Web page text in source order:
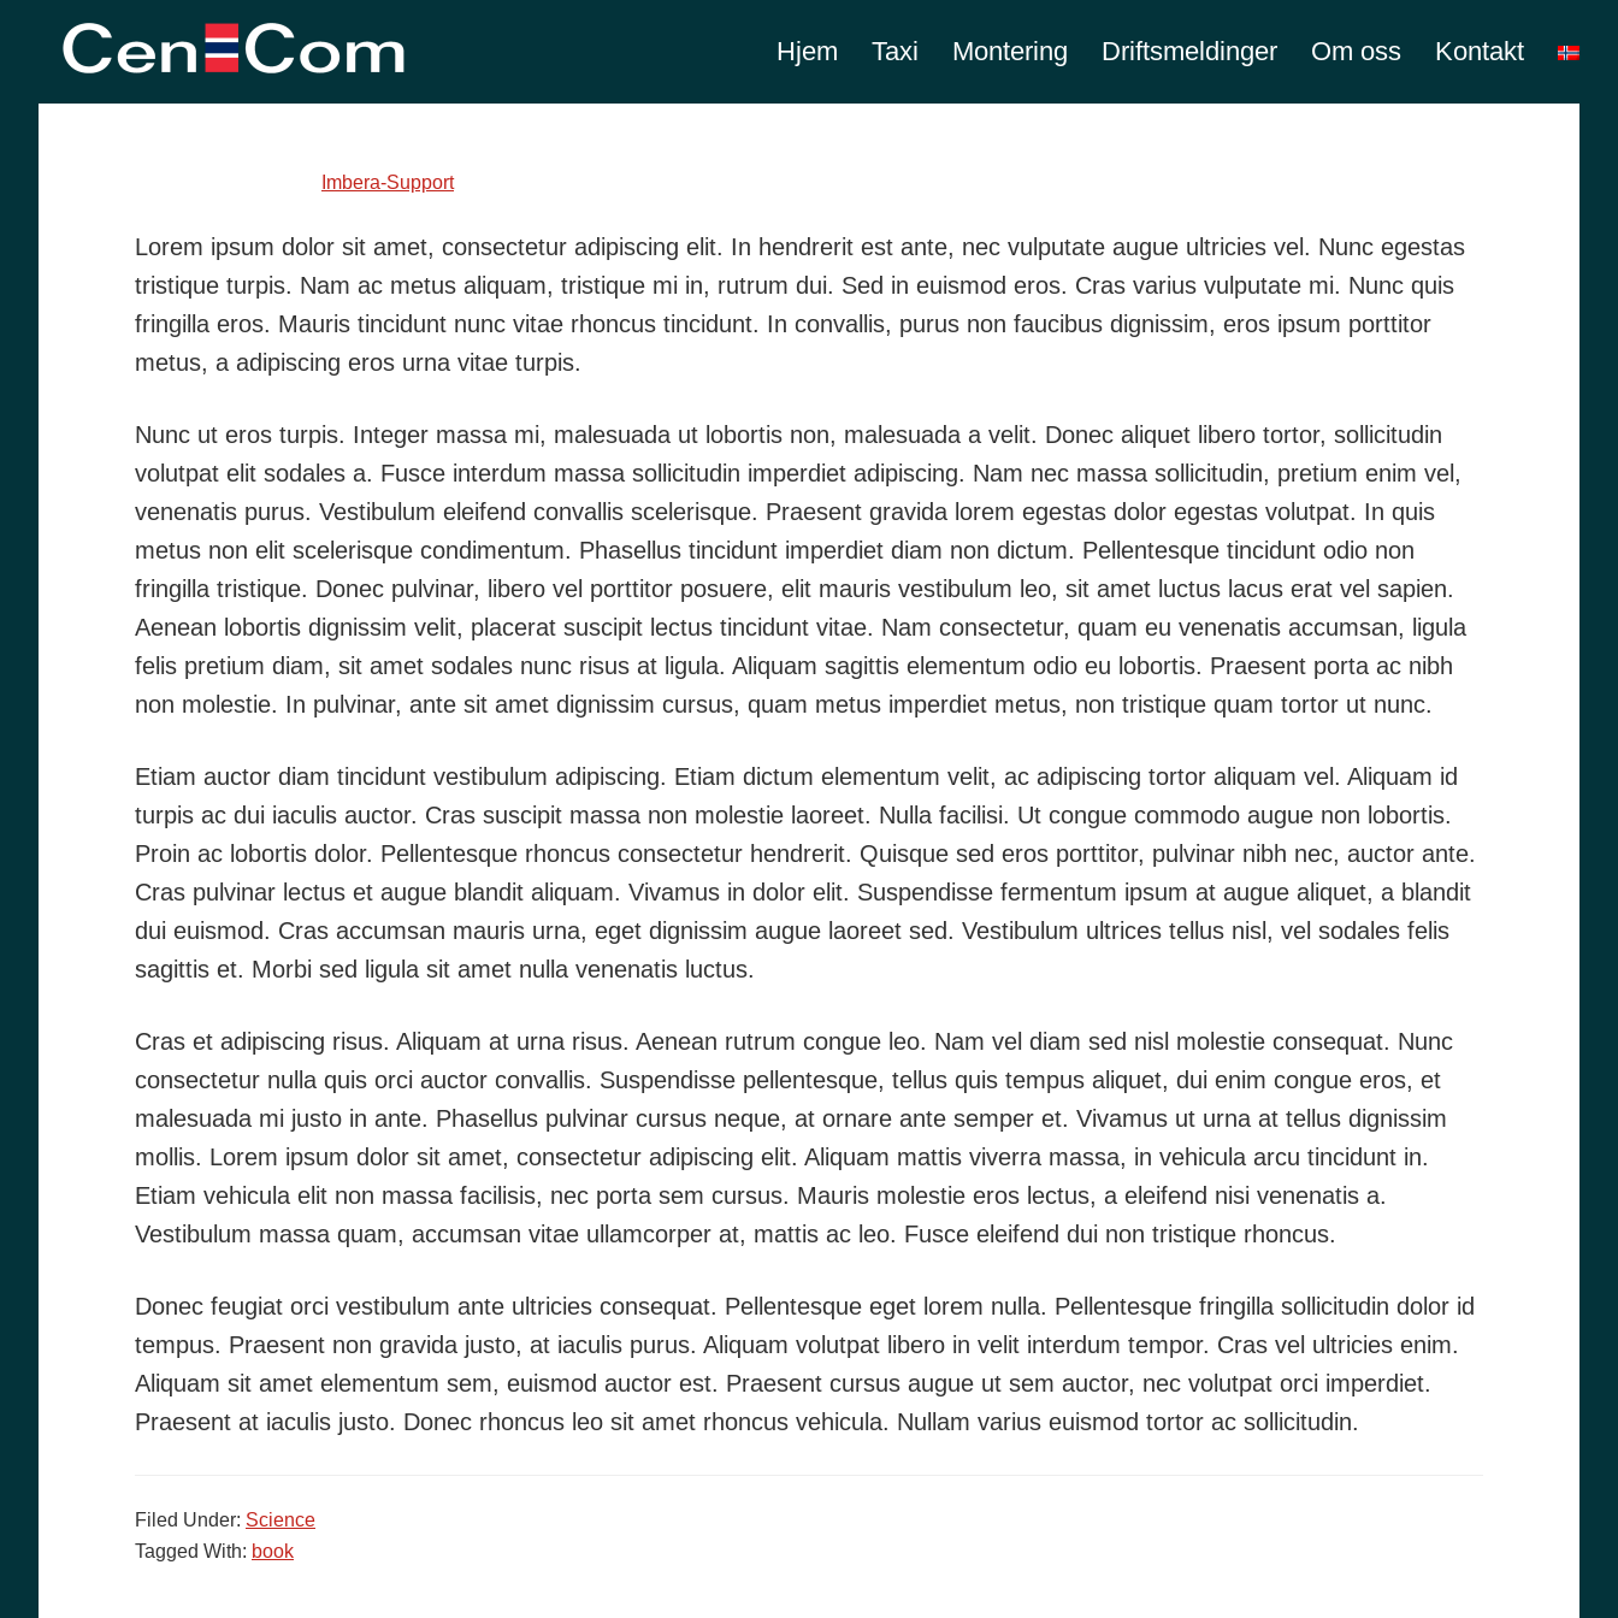
Hjem Taxi Montering Driftsmeldinger Om oss Kontakt
Imbera-Support
Lorem ipsum dolor sit amet, consectetur adipiscing elit. In hendrerit est ante, nec vulputate augue ultricies vel. Nunc egestas
tristique turpis. Nam ac metus aliquam, tristique mi in, rutrum dui. Sed in euismod eros. Cras varius vulputate mi. Nunc quis
fringilla eros. Mauris tincidunt nunc vitae rhoncus tincidunt. In convallis, purus non faucibus dignissim, eros ipsum porttitor
metus, a adipiscing eros urna vitae turpis.
Nunc ut eros turpis. Integer massa mi, malesuada ut lobortis non, malesuada a velit. Donec aliquet libero tortor, sollicitudin
volutpat elit sodales a. Fusce interdum massa sollicitudin imperdiet adipiscing. Nam nec massa sollicitudin, pretium enim vel,
venenatis purus. Vestibulum eleifend convallis scelerisque. Praesent gravida lorem egestas dolor egestas volutpat. In quis
metus non elit scelerisque condimentum. Phasellus tincidunt imperdiet diam non dictum. Pellentesque tincidunt odio non
fringilla tristique. Donec pulvinar, libero vel porttitor posuere, elit mauris vestibulum leo, sit amet luctus lacus erat vel sapien.
Aenean lobortis dignissim velit, placerat suscipit lectus tincidunt vitae. Nam consectetur, quam eu venenatis accumsan, ligula
felis pretium diam, sit amet sodales nunc risus at ligula. Aliquam sagittis elementum odio eu lobortis. Praesent porta ac nibh
non molestie. In pulvinar, ante sit amet dignissim cursus, quam metus imperdiet metus, non tristique quam tortor ut nunc.
Etiam auctor diam tincidunt vestibulum adipiscing. Etiam dictum elementum velit, ac adipiscing tortor aliquam vel. Aliquam id
turpis ac dui iaculis auctor. Cras suscipit massa non molestie laoreet. Nulla facilisi. Ut congue commodo augue non lobortis.
Proin ac lobortis dolor. Pellentesque rhoncus consectetur hendrerit. Quisque sed eros porttitor, pulvinar nibh nec, auctor ante.
Cras pulvinar lectus et augue blandit aliquam. Vivamus in dolor elit. Suspendisse fermentum ipsum at augue aliquet, a blandit
dui euismod. Cras accumsan mauris urna, eget dignissim augue laoreet sed. Vestibulum ultrices tellus nisl, vel sodales felis
sagittis et. Morbi sed ligula sit amet nulla venenatis luctus.
Cras et adipiscing risus. Aliquam at urna risus. Aenean rutrum congue leo. Nam vel diam sed nisl molestie consequat. Nunc
consectetur nulla quis orci auctor convallis. Suspendisse pellentesque, tellus quis tempus aliquet, dui enim congue eros, et
malesuada mi justo in ante. Phasellus pulvinar cursus neque, at ornare ante semper et. Vivamus ut urna at tellus dignissim
mollis. Lorem ipsum dolor sit amet, consectetur adipiscing elit. Aliquam mattis viverra massa, in vehicula arcu tincidunt in.
Etiam vehicula elit non massa facilisis, nec porta sem cursus. Mauris molestie eros lectus, a eleifend nisi venenatis a.
Vestibulum massa quam, accumsan vitae ullamcorper at, mattis ac leo. Fusce eleifend dui non tristique rhoncus.
Donec feugiat orci vestibulum ante ultricies consequat. Pellentesque eget lorem nulla. Pellentesque fringilla sollicitudin dolor id
tempus. Praesent non gravida justo, at iaculis purus. Aliquam volutpat libero in velit interdum tempor. Cras vel ultricies enim.
Aliquam sit amet elementum sem, euismod auctor est. Praesent cursus augue ut sem auctor, nec volutpat orci imperdiet.
Praesent at iaculis justo. Donec rhoncus leo sit amet rhoncus vehicula. Nullam varius euismod tortor ac sollicitudin.
Filed Under: Science
Tagged With: book